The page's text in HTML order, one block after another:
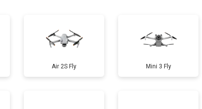
от 60 мин
от 40 мин
Air 2S Fly Mini 3 Fly